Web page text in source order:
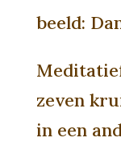
beeld:
zeven
in een